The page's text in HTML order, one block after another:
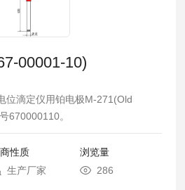
00001-10)
位滴定仪用铂电极M-271(Old
670000110。
性质
生产厂家
浏览量
286